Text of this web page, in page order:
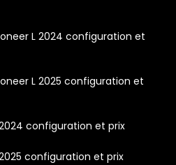
L 2024 configuration et
L 2025 configuration et
configuration et prix
configuration et prix